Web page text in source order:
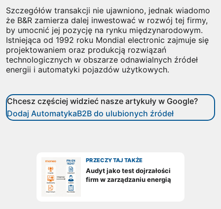
Szczegółów transakcji nie ujawniono, jednak wiadomo
że B&R zamierza dalej inwestować w rozwój tej firmy,
by umocnić jej pozycję na rynku międzynarodowym.
Istniejąca od 1992 roku Mondial electronic zajmuje się
projektowaniem oraz produkcją rozwiązań
technologicznych w obszarze odnawialnych źródeł
energii i automatyki pojazdów użytkowych.
Chcesz częściej widzieć nasze artykuły w Google?
Dodaj AutomatykaB2B do ulubionych źródeł